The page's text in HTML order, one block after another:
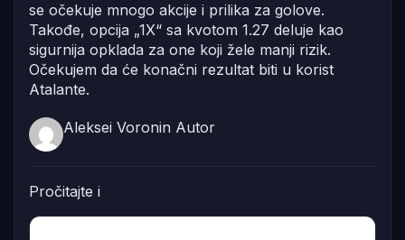
se očekuje mnogo akcije i prilika za golove.
Takođe, opcija „1X“ sa kvotom 1.27 deluje kao
sigurnija opklada za one koji žele manji rizik.
Očekujem da će konačni rezultat biti u korist
Atalante.
Aleksei Voronin Autor
Pročitajte i